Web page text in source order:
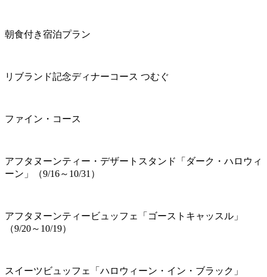
朝食付き宿泊プラン
リブランド記念ディナーコース つむぐ
ファイン・コース
アフタヌーンティー・デザートスタンド「ダーク・ハロウィ
ーン」（9/16～10/31）
アフタヌーンティービュッフェ「ゴーストキャッスル」
（9/20～10/19）
スイーツビュッフェ「ハロウィーン・イン・ブラック」